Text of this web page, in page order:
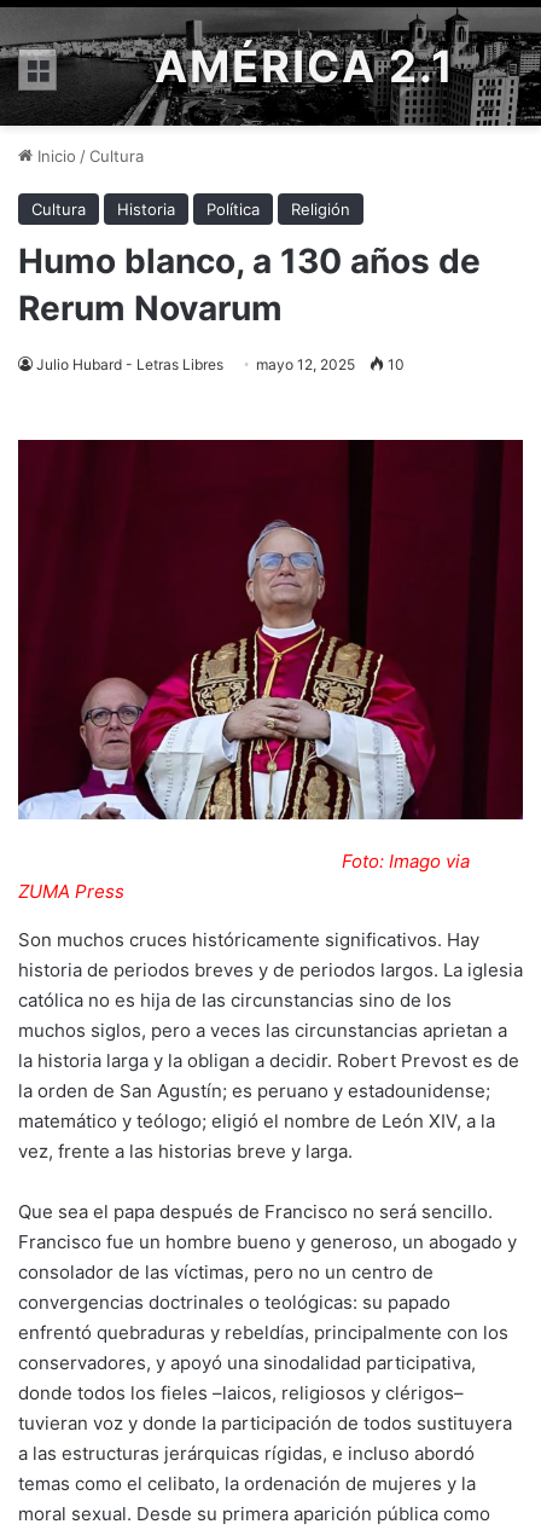
Menú AMÉRICA 2.1
Inicio /Cultura
Cultura Historia Política Religión
Humo blanco, a 130 años de
Rerum Novarum
Julio Hubard - Letras Libres mayo 12, 2025 10
Foto: Imago via
ZUMA Press
Son muchos cruces históricamente significativos. Hay
historia de periodos breves y de periodos largos. La iglesia
católica no es hija de las circunstancias sino de los
muchos siglos, pero a veces las circunstancias aprietan a
la historia larga y la obligan a decidir. Robert Prevost es de
la orden de San Agustín; es peruano y estadounidense;
matemático y teólogo; eligió el nombre de León XIV, a la
vez, frente a las historias breve y larga.
Que sea el papa después de Francisco no será sencillo.
Francisco fue un hombre bueno y generoso, un abogado y
consolador de las víctimas, pero no un centro de
convergencias doctrinales o teológicas: su papado
enfrentó quebraduras y rebeldías, principalmente con los
conservadores, y apoyó una sinodalidad participativa,
donde todos los fieles –laicos, religiosos y clérigos–
tuvieran voz y donde la participación de todos sustituyera
a las estructuras jerárquicas rígidas, e incluso abordó
temas como el celibato, la ordenación de mujeres y la
moral sexual. Desde su primera aparición pública como